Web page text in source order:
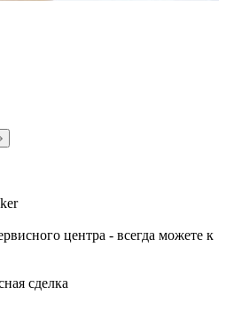
центра - всегда можете к
сделка